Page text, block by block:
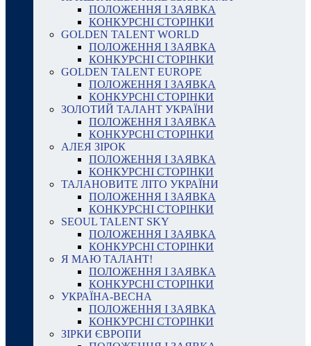
ПОЛОЖЕННЯ І ЗАЯВКА
КОНКУРСНІ СТОРІНКИ
GOLDEN TALENT WORLD
ПОЛОЖЕННЯ І ЗАЯВКА
КОНКУРСНІ СТОРІНКИ
GOLDEN TALENT EUROPE
ПОЛОЖЕННЯ І ЗАЯВКА
КОНКУРСНІ СТОРІНКИ
ЗОЛОТИЙ ТАЛАНТ УКРАЇНИ
ПОЛОЖЕННЯ І ЗАЯВКА
КОНКУРСНІ СТОРІНКИ
АЛЕЯ ЗІРОК
ПОЛОЖЕННЯ І ЗАЯВКА
КОНКУРСНІ СТОРІНКИ
ТАЛАНОВИТЕ ЛІТО УКРАЇНИ
ПОЛОЖЕННЯ І ЗАЯВКА
КОНКУРСНІ СТОРІНКИ
SEOUL TALENT SKY
ПОЛОЖЕННЯ І ЗАЯВКА
КОНКУРСНІ СТОРІНКИ
Я МАЮ ТАЛАНТ!
ПОЛОЖЕННЯ І ЗАЯВКА
КОНКУРСНІ СТОРІНКИ
УКРАЇНА-ВЕСНА
ПОЛОЖЕННЯ І ЗАЯВКА
КОНКУРСНІ СТОРІНКИ
ЗІРКИ ЄВРОПИ